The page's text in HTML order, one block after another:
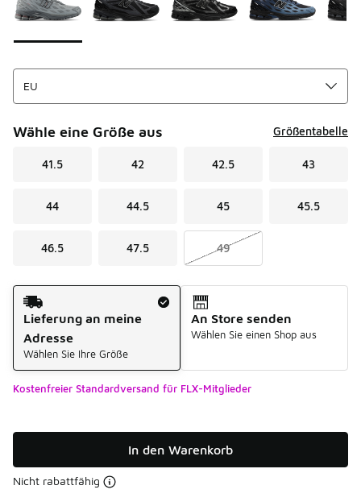
Wähle eine Größe aus Größentabelle
41.5 42 42.5 43
44 44.5 45 45.5
46.5 47.5 49
Versandart
Lieferung an meine
Adresse
Wählen Sie Ihre Größe
An Store senden
Wählen Sie einen Shop aus
Kostenfreier Standardversand für FLX-Mitglieder
In den Warenkorb
Nicht rabattfähig